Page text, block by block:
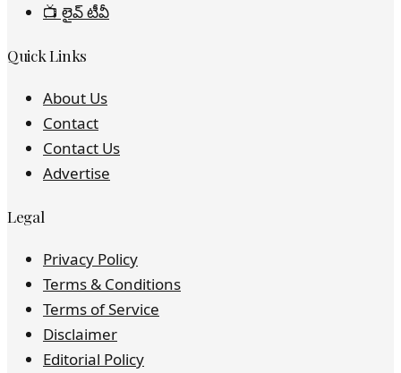
📺 లైవ్ టీవీ
Quick Links
About Us
Contact
Contact Us
Advertise
Legal
Privacy Policy
Terms & Conditions
Terms of Service
Disclaimer
Editorial Policy